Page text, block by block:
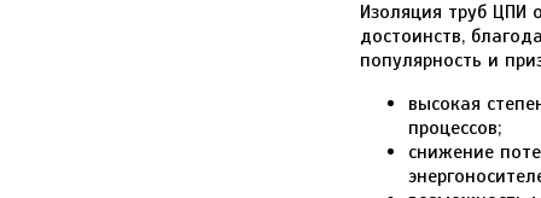
Изоляция труб ЦПИ
достоинств,
популярность и
высокая
процессов;
снижение